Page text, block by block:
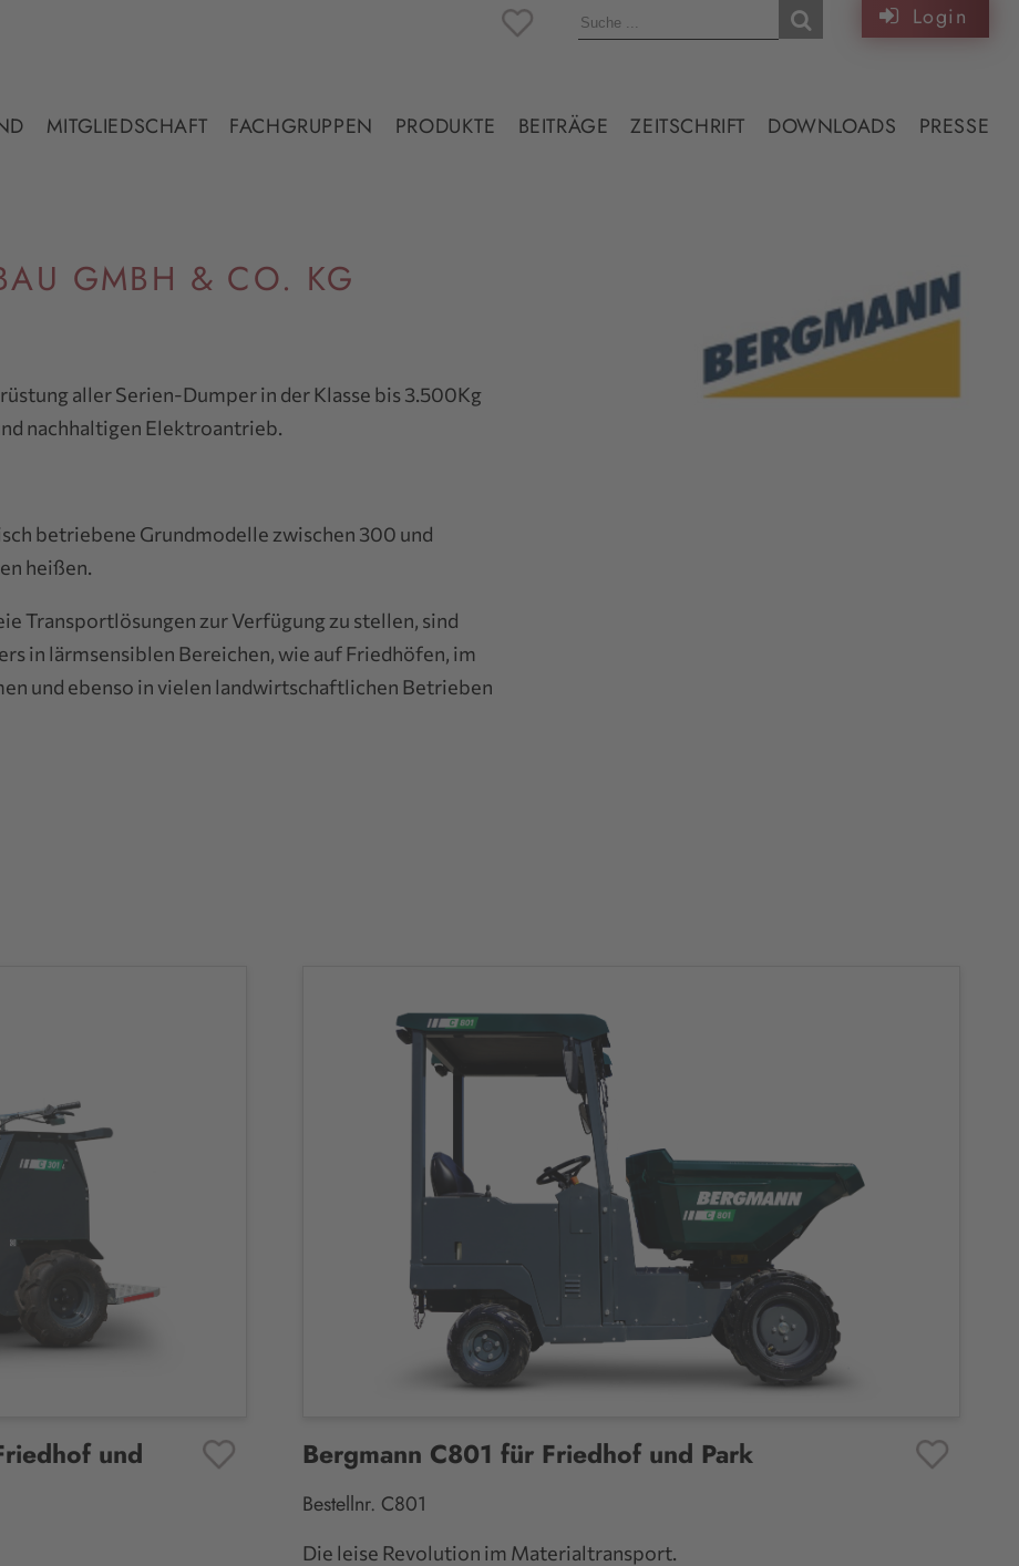
Login
MITGLIEDSCHAFT FACHGRUPPEN PRODUKTE BEITRÄGE ZEITSCHRIFT DOWNLOADS PRESSE
GMBH & CO. KG
aller Serien-Dumper in der Klasse bis 3.500Kg
nachhaltigen Elektroantrieb.
betriebene Grundmodelle zwischen 300 und
heißen.
Transportlösungen zur Verfügung zu stellen, sind
in lärmsensiblen Bereichen, wie auf Friedhöfen, im
und ebenso in vielen landwirtschaftlichen Betrieben
und Favoriten Bergmann C801 für Friedhof und Park
Favoriten
Bestellnr. C801
Die leise Revolution im Materialtransport.